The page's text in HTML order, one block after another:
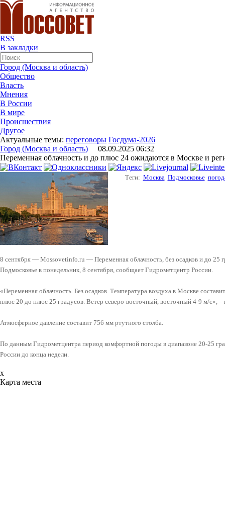
RSS
В закладки
Город (Москва и область)
Общество
Власть
Мнения
В России
В мире
Происшествия
Другое
Актуальные темы: переговоры Госдума-2026
Город (Москва и область) 08.09.2025 06:32
Переменная облачность и до плюс 24 ожидаются в Москве и
Теги: Москва Подмосковье
8 сентября — Mossovetinfo.ru — Переменная облачность, без осадков и до 25
Подмосковье в понедельник, 8 сентября, сообщает Гидрометцентр России.
«Переменная облачность. Без осадков. Температура воздуха в Москве
плюс 20 до плюс 25 градусов. Ветер северо-восточный, восточный 4-9 м/c», –
Атмосферное давление составит 756 мм ртутного столба.
По данным Гидрометцентра период комфортной погоды в диапазоне 20-25
России до конца недели.
x
Карта места